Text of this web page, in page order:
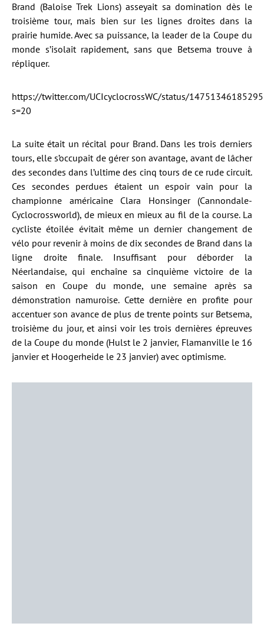
Brand (Baloise Trek Lions) asseyait sa domination dès le
troisième tour, mais bien sur les lignes droites dans la
prairie humide. Avec sa puissance, la leader de la Coupe du
monde s’isolait rapidement, sans que Betsema trouve à
répliquer.
https://twitter.com/UCIcyclocrossWC/status/
s=20
La suite était un récital pour Brand. Dans les trois derniers
tours, elle s’occupait de gérer son avantage, avant de lâcher
des secondes dans l’ultime des cinq tours de ce rude circuit.
Ces secondes perdues étaient un espoir vain pour la
championne américaine Clara Honsinger (Cannondale-
Cyclocrossworld), de mieux en mieux au fil de la course. La
cycliste étoilée évitait même un dernier changement de
vélo pour revenir à moins de dix secondes de Brand dans la
ligne droite finale. Insuffisant pour déborder la
Néerlandaise, qui enchaîne sa cinquième victoire de la
saison en Coupe du monde, une semaine après sa
démonstration namuroise. Cette dernière en profite pour
accentuer son avance de plus de trente points sur Betsema,
troisième du jour, et ainsi voir les trois dernières épreuves
de la Coupe du monde (Hulst le 2 janvier, Flamanville le 16
janvier et Hoogerheide le 23 janvier) avec optimisme.